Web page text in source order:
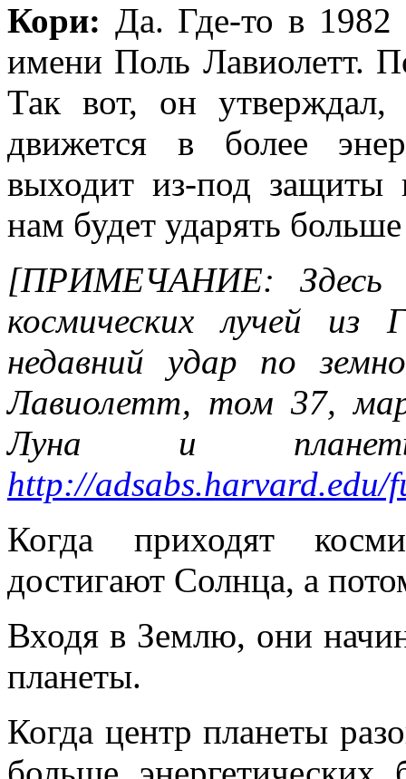
Кори: Да. Где-то в
имени Поль Лавиолетт.
Так вот, он
движется в более
выходит из-под защиты
нам будет ударять
[ПРИМЕЧАНИЕ: Здесь
космических лучей из
недавний удар по
Лавиолетт, том 37,
Луна и
http://
Когда приходят
достигают Солнца, а
Входя в Землю, они
планеты.
Когда центр планеты